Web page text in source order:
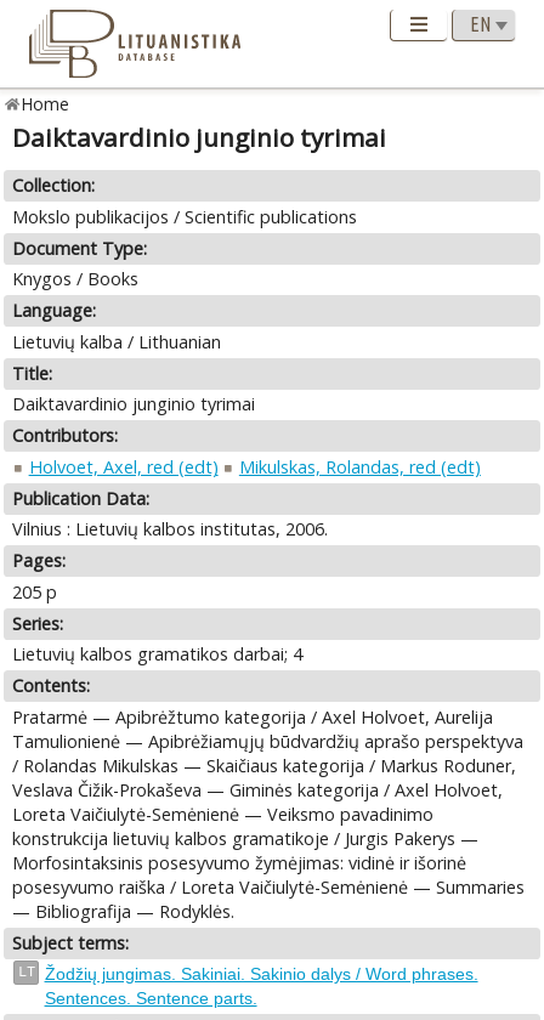
Home
Daiktavardinio junginio tyrimai
Collection:
Mokslo publikacijos / Scientific publications
Document Type:
Knygos / Books
Language:
Lietuvių kalba / Lithuanian
Title:
Daiktavardinio junginio tyrimai
Contributors:
Holvoet, Axel, red (edt)
Mikulskas, Rolandas, red (edt)
Publication Data:
Vilnius : Lietuvių kalbos institutas, 2006.
Pages:
205 p
Series:
Lietuvių kalbos gramatikos darbai; 4
Contents:
Pratarmė — Apibrėžtumo kategorija / Axel Holvoet, Aurelija
Tamulionienė — Apibrėžiamųjų būdvardžių aprašo perspektyva
/ Rolandas Mikulskas — Skaičiaus kategorija / Markus Roduner,
Veslava Čižik-Prokaševa — Giminės kategorija / Axel Holvoet,
Loreta Vaičiulytė-Semėnienė — Veiksmo pavadinimo
konstrukcija lietuvių kalbos gramatikoje / Jurgis Pakerys —
Morfosintaksinis posesyvumo žymėjimas: vidinė ir išorinė
posesyvumo raiška / Loreta Vaičiulytė-Semėnienė — Summaries
— Bibliografija — Rodyklės.
Subject terms:
LT
Žodžių jungimas. Sakiniai. Sakinio dalys / Word phrases.
Sentences. Sentence parts.